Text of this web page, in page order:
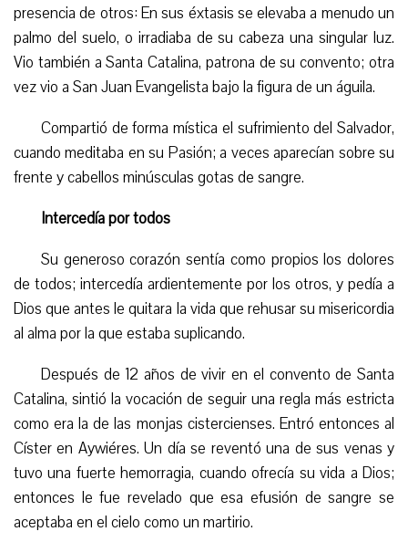
presencia de otros: En sus éxtasis se elevaba a menudo un
palmo del suelo, o irradiaba de su cabeza una singular luz.
Vio también a Santa Catalina, patrona de su convento; otra
vez vio a San Juan Evangelista bajo la figura de un águila.
Compartió de forma mística el sufrimiento del Salvador,
cuando meditaba en su Pasión; a veces aparecían sobre su
frente y cabellos minúsculas gotas de sangre.
Intercedía por todos
Su generoso corazón sentía como propios los dolores
de todos; intercedía ardientemente por los otros, y pedía a
Dios que antes le quitara la vida que rehusar su misericordia
al alma por la que estaba suplicando.
Después de 12 años de vivir en el convento de Santa
Catalina, sintió la vocación de seguir una regla más estricta
como era la de las monjas cistercienses. Entró entonces al
Císter en Aywiéres. Un día se reventó una de sus venas y
tuvo una fuerte hemorragia, cuando ofrecía su vida a Dios;
entonces le fue revelado que esa efusión de sangre se
aceptaba en el cielo como un martirio.